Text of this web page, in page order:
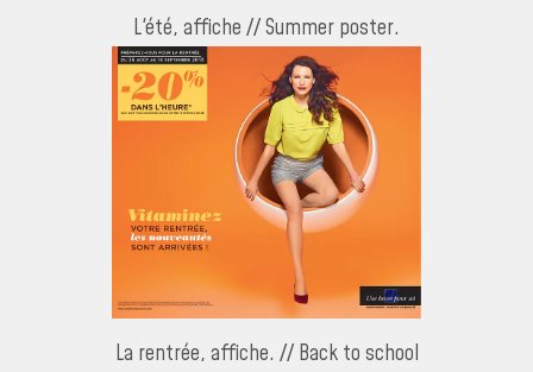
L'été, affiche // Summer poster.
La rentrée, affiche. // Back to school